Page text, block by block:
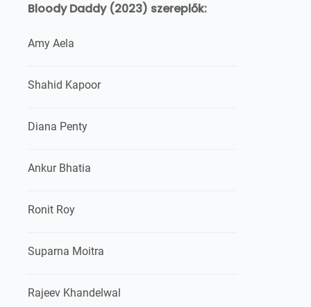
Bloody Daddy (2023) szereplők:
Amy Aela
Shahid Kapoor
Diana Penty
Ankur Bhatia
Ronit Roy
Suparna Moitra
Rajeev Khandelwal